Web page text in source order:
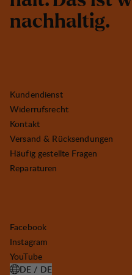
nachhaltig.
Kundendienst
Widerrufsrecht
Kontakt
Versand & Rücksendungen
Häufig gestellte Fragen
Reparaturen
Facebook
Instagram
YouTube
DE / DE